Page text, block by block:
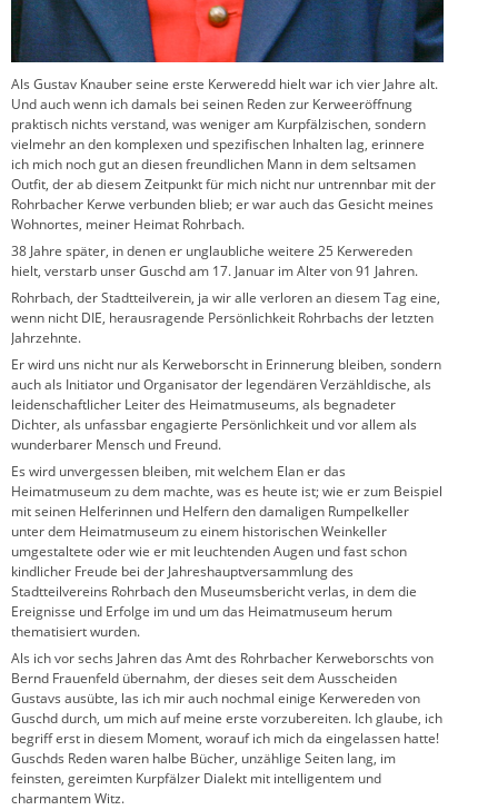
Als Gustav Knauber seine erste Kerweredd hielt war ich vier Jahre alt.
Und auch wenn ich damals bei seinen Reden zur Kerweeröffnung
praktisch nichts verstand, was weniger am Kurpfälzischen, sondern
vielmehr an den komplexen und spezifischen Inhalten lag, erinnere
ich mich noch gut an diesen freundlichen Mann in dem seltsamen
Outfit, der ab diesem Zeitpunkt für mich nicht nur untrennbar mit der
Rohrbacher Kerwe verbunden blieb; er war auch das Gesicht meines
Wohnortes, meiner Heimat Rohrbach.
38 Jahre später, in denen er unglaubliche weitere 25 Kerwereden
hielt, verstarb unser Guschd am 17. Januar im Alter von 91 Jahren.
Rohrbach, der Stadtteilverein, ja wir alle verloren an diesem Tag eine,
wenn nicht DIE, herausragende Persönlichkeit Rohrbachs der letzten
Jahrzehnte.
Er wird uns nicht nur als Kerweborscht in Erinnerung bleiben, sondern
auch als Initiator und Organisator der legendären Verzähldische, als
leidenschaftlicher Leiter des Heimatmuseums, als begnadeter
Dichter, als unfassbar engagierte Persönlichkeit und vor allem als
wunderbarer Mensch und Freund.
Es wird unvergessen bleiben, mit welchem Elan er das
Heimatmuseum zu dem machte, was es heute ist; wie er zum Beispiel
mit seinen Helferinnen und Helfern den damaligen Rumpelkeller
unter dem Heimatmuseum zu einem historischen Weinkeller
umgestaltete oder wie er mit leuchtenden Augen und fast schon
kindlicher Freude bei der Jahreshauptversammlung des
Stadtteilvereins Rohrbach den Museumsbericht verlas, in dem die
Ereignisse und Erfolge im und um das Heimatmuseum herum
thematisiert wurden.
Als ich vor sechs Jahren das Amt des Rohrbacher Kerweborschts von
Bernd Frauenfeld übernahm, der dieses seit dem Ausscheiden
Gustavs ausübte, las ich mir auch nochmal einige Kerwereden von
Guschd durch, um mich auf meine erste vorzubereiten. Ich glaube, ich
begriff erst in diesem Moment, worauf ich mich da eingelassen hatte!
Guschds Reden waren halbe Bücher, unzählige Seiten lang, im
feinsten, gereimten Kurpfälzer Dialekt mit intelligentem und
charmantem Witz.